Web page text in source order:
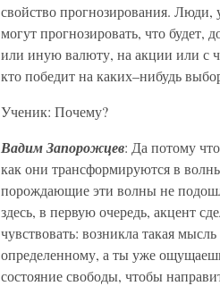
свойство прогнозирования. Люди,
могут прогнозировать, что будет,
или иную валюту, на акции или с
кто победит на каких–нибудь
Ученик: Почему?
Вадим Запорожцев: Да потому
как они трансформируются в
порождающие эти волны не
здесь, в первую очередь, акцент
чувствовать: возникла такая
определенному, а ты уже
состояние свободы, чтобы